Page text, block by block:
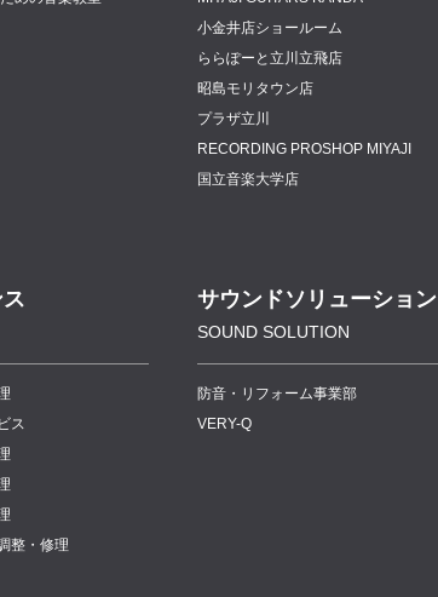
小金井店ショールーム
ららぽーと立川立飛店
昭島モリタウン店
プラザ立川
RECORDING PROSHOP MIYAJI
国立音楽大学店
ス
整・修理
サウンドソリューション
SOUND SOLUTION
防音・リフォーム事業部
VERY-Q